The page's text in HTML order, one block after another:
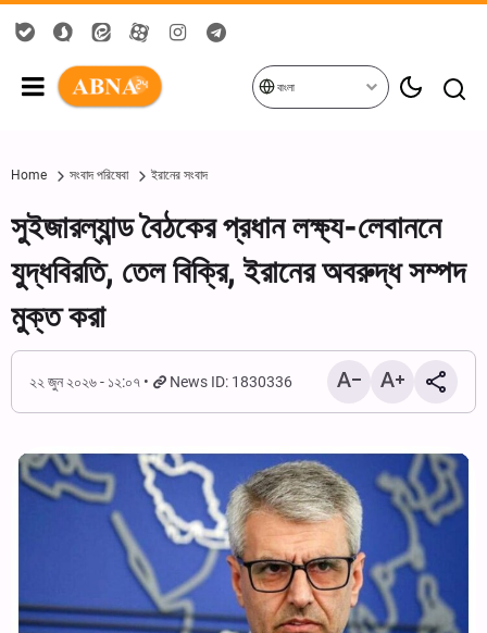
বাংলা
Home সংবাদ পরিষেবা ইরানের সংবাদ
সুইজারল্যান্ড বৈঠকের প্রধান লক্ষ্য-লেবাননে
যুদ্ধবিরতি, তেল বিক্রি, ইরানের অবরুদ্ধ সম্পদ
মুক্ত করা
২২ জুন ২০২৬ - ১২:০৭ News ID: 1830336